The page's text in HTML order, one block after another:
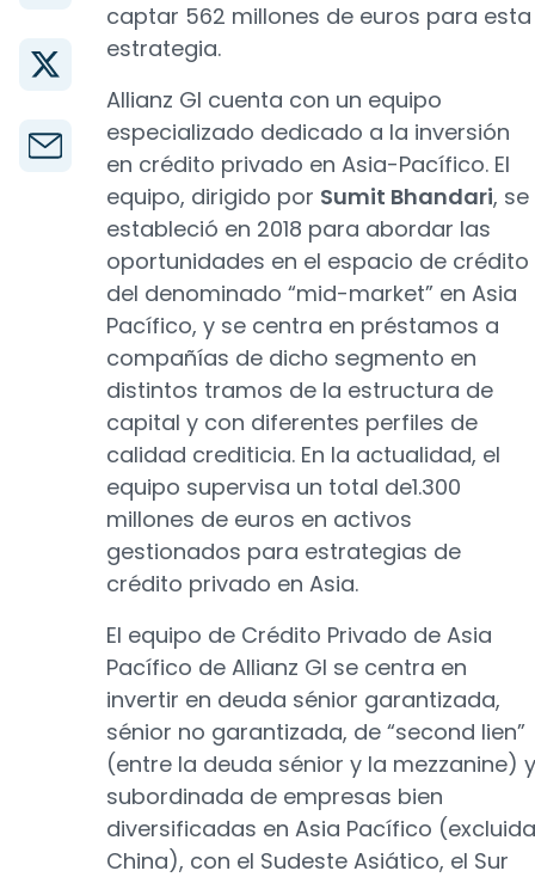
captar 562 millones de euros para esta
estrategia.
Allianz GI cuenta con un equipo
especializado dedicado a la inversión
en crédito privado en Asia-Pacífico. El
equipo, dirigido por Sumit Bhandari, se
estableció en 2018 para abordar las
oportunidades en el espacio de crédito
del denominado “mid-market” en Asia
Pacífico, y se centra en préstamos a
compañías de dicho segmento en
distintos tramos de la estructura de
capital y con diferentes perfiles de
calidad crediticia. En la actualidad, el
equipo supervisa un total de1.300
millones de euros en activos
gestionados para estrategias de
crédito privado en Asia.
El equipo de Crédito Privado de Asia
Pacífico de Allianz GI se centra en
invertir en deuda sénior garantizada,
sénior no garantizada, de “second lien”
(entre la deuda sénior y la mezzanine) y
subordinada de empresas bien
diversificadas en Asia Pacífico (excluida
China), con el Sudeste Asiático, el Sur